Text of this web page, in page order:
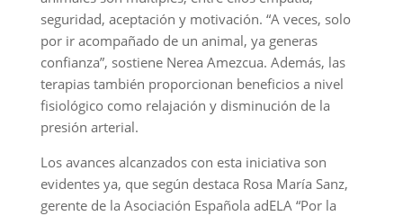
seguridad, aceptación y motivación. “A veces, solo
por ir acompañado de un animal, ya generas
confianza”, sostiene Nerea Amezcua. Además, las
terapias también proporcionan beneficios a nivel
fisiológico como relajación y disminución de la
presión arterial.
Los avances alcanzados con esta iniciativa son
evidentes ya, que según destaca Rosa María Sanz,
gerente de la Asociación Española adELA “Por la